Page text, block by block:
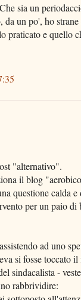
sia un
da un po', ho
praticato e quello
"alternativo".
il blog
questione calda
per un paio
ad uno
si fosse toccato
sindacalista -
rabbrividire: